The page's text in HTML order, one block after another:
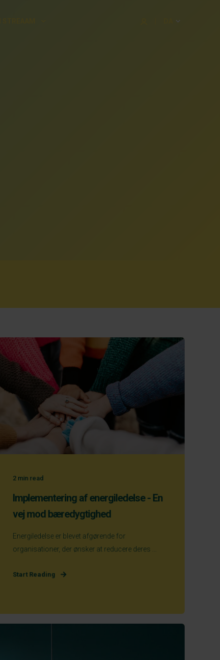
2 min read
Implementering af energiledelse - En
vej mod bæredygtighed
Energiledelse er blevet afgørende for
organisationer, der ønsker at reducere deres ...
Start Reading